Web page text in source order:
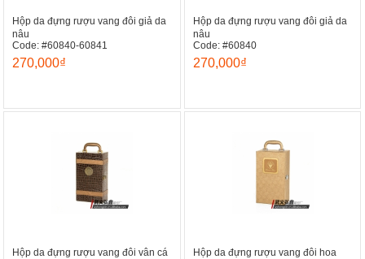
Hộp da đựng rượu vang đôi giả da
nâu
Code: #60840-60841
270,000₫
Hộp da đựng rượu vang đôi giả da
nâu
Code: #60840
270,000₫
Hộp da đựng rượu vang đôi vân cá
Hộp da đựng rượu vang đôi hoa